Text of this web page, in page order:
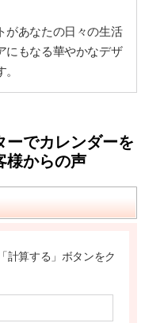
があなたの日々の生活
にもなる華やかなデザ
ーでカレンダーを
様からの声
計算する」ボタンをク